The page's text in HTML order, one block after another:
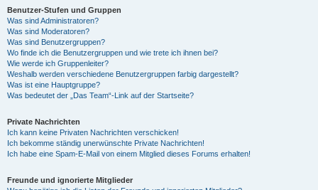
Benutzer-Stufen und Gruppen
Was sind Administratoren?
Was sind Moderatoren?
Was sind Benutzergruppen?
Wo finde ich die Benutzergruppen und wie trete ich ihnen bei?
Wie werde ich Gruppenleiter?
Weshalb werden verschiedene Benutzergruppen farbig dargestellt?
Was ist eine Hauptgruppe?
Was bedeutet der „Das Team“-Link auf der Startseite?
Private Nachrichten
Ich kann keine Privaten Nachrichten verschicken!
Ich bekomme ständig unerwünschte Private Nachrichten!
Ich habe eine Spam-E-Mail von einem Mitglied dieses Forums erhalten!
Freunde und ignorierte Mitglieder